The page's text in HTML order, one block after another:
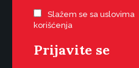
Slažem se sa uslovima
korišćenja